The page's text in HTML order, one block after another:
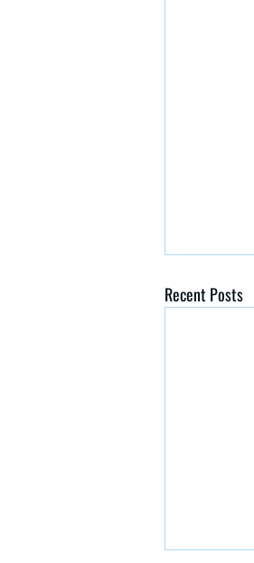
Recent Posts